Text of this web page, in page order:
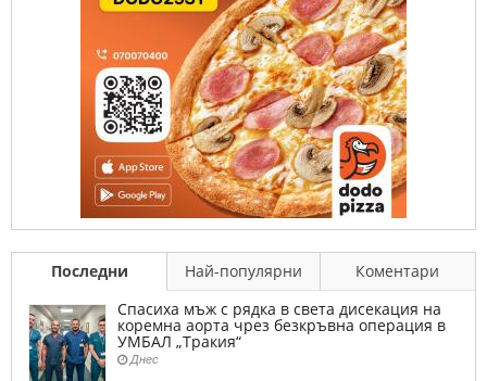
Последни Най-популярни
Коментари
Спасиха мъж с рядка в света дисекация на
коремна аорта чрез безкръвна операция в
УМБАЛ „Тракия“
Днес